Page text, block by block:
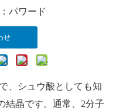
パワード
せ
、シュウ酸としても知
結晶です。通常、2分子